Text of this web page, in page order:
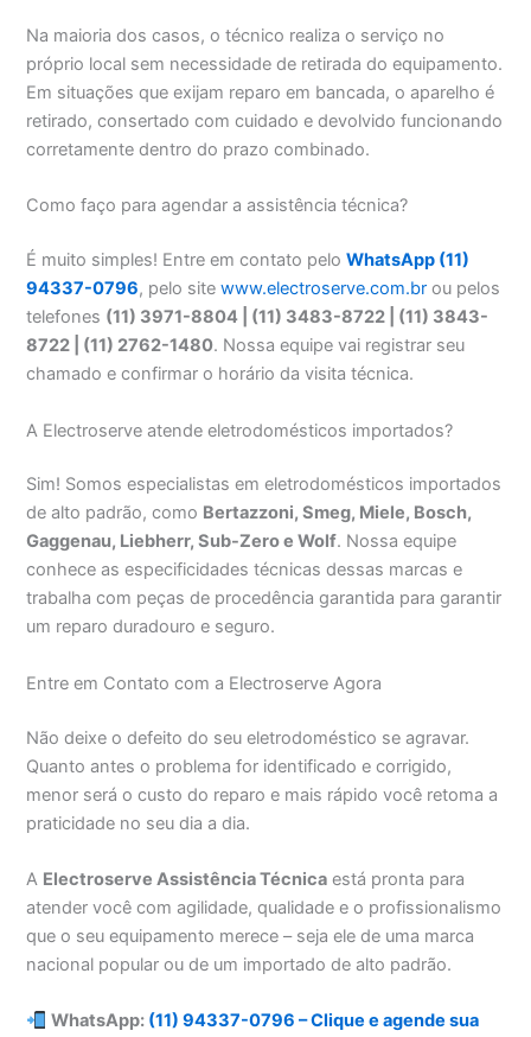
Na maioria dos casos, o técnico realiza o serviço no
próprio local sem necessidade de retirada do equipamento.
Em situações que exijam reparo em bancada, o aparelho é
retirado, consertado com cuidado e devolvido funcionando
corretamente dentro do prazo combinado.
Como faço para agendar a assistência técnica?
É muito simples! Entre em contato peloWhatsApp (11)
94337-0796, pelo sitewww.electroserve.com.br ou pelos
telefones (11) 3971-8804 | (11) 3483-8722 | (11) 3843-
8722 | (11) 2762-1480. Nossa equipe vai registrar seu
chamado e confirmar o horário da visita técnica.
A Electroserve atende eletrodomésticos importados?
Sim! Somos especialistas em eletrodomésticos importados
de alto padrão, como Bertazzoni, Smeg, Miele, Bosch,
Gaggenau, Liebherr, Sub-Zero e Wolf. Nossa equipe
conhece as especificidades técnicas dessas marcas e
trabalha com peças de procedência garantida para garantir
um reparo duradouro e seguro.
Entre em Contato com a Electroserve Agora
Não deixe o defeito do seu eletrodoméstico se agravar.
Quanto antes o problema for identificado e corrigido,
menor será o custo do reparo e mais rápido você retoma a
praticidade no seu dia a dia.
A Electroserve Assistência Técnica está pronta para
atender você com agilidade, qualidade e o profissionalismo
que o seu equipamento merece – seja ele de uma marca
nacional popular ou de um importado de alto padrão.
WhatsApp: (11) 94337-0796 – Clique e agende sua